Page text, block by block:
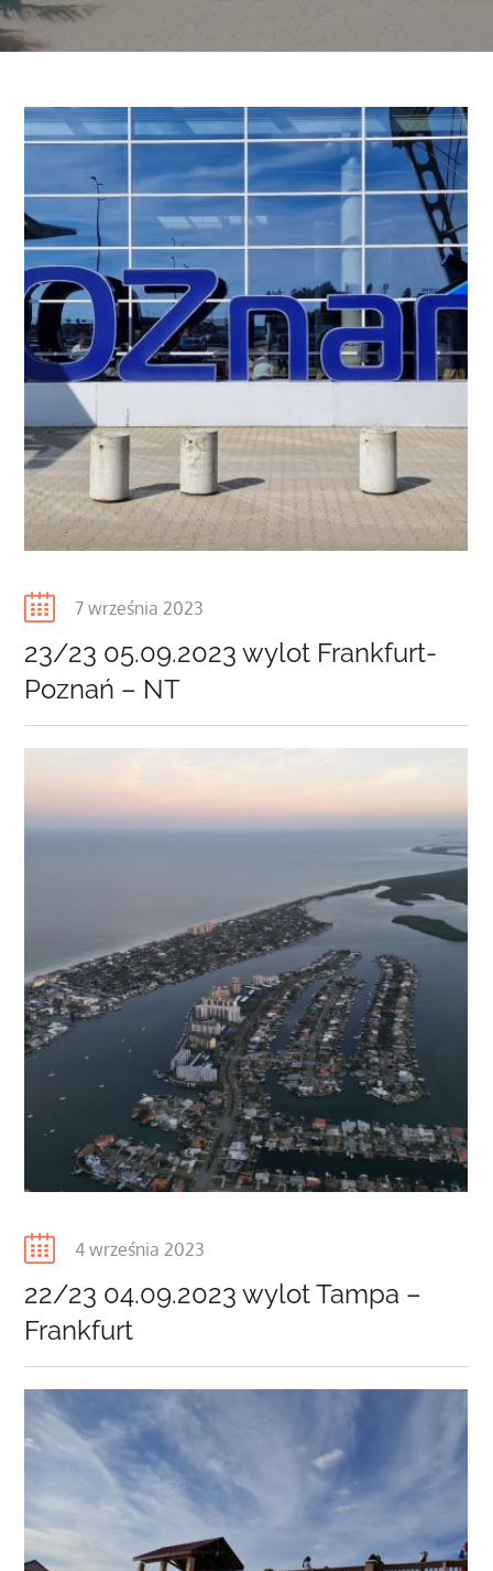
Posted
7 września 2023
23/23 05.09.2023 wylot Frankfurt-
Poznań – NT
Posted
4 września 2023
22/23 04.09.2023 wylot Tampa –
Frankfurt